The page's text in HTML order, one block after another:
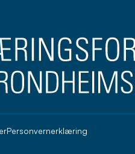
Personvernerklæring